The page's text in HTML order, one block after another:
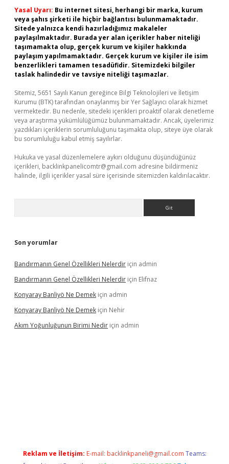
Yasal Uyarı: Bu internet sitesi, herhangi bir marka, kurum
veya şahıs şirketi ile hiçbir bağlantısı bulunmamaktadır.
Sitede yalnızca kendi hazırladığımız makaleler
paylaşılmaktadır. Burada yer alan içerikler haber niteliği
taşımamakta olup, gerçek kurum ve kişiler hakkında
paylaşım yapılmamaktadır. Gerçek kurum ve kişiler ile isim
benzerlikleri tamamen tesadüfidir. Sitemizdeki bilgiler
taslak halindedir ve tavsiye niteliği taşımazlar.
Sitemiz, 5651 Sayılı Kanun gereğince Bilgi Teknolojileri ve İletişim
Kurumu (BTK) tarafından onaylanmış bir Yer Sağlayıcı olarak hizmet
vermektedir. Bu nedenle, sitedeki içerikleri proaktif olarak denetleme
veya araştırma yükümlülüğümüz bulunmamaktadır. Ancak, üyelerimiz
yazdıkları içeriklerin sorumluluğunu taşımakta olup, siteye üye olarak
bu sorumluluğu kabul etmiş sayılırlar.
Hukuka ve yasal düzenlemelere aykırı olduğunu düşündüğünüz
içerikleri, backlinkpanelicomtr@gmail.com adresine bildirmeniz
halinde, ilgili içerikler yasal süre içerisinde sitemizden kaldırılacaktır.
Son yorumlar
Bandırmanın Genel Özellikleri Nelerdir için admin
Bandırmanın Genel Özellikleri Nelerdir için Elifnaz
Konyaray Banliyö Ne Demek için admin
Konyaray Banliyö Ne Demek için Nehir
Akım Yoğunluğunun Birimi Nedir için admin
Reklam ve İletişim: E-mail: backlinkpaneli@gmail.com Teams: